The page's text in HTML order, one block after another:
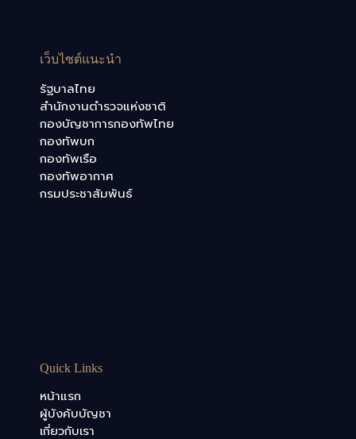
เว็บไซต์แนะนำ
รัฐบาลไทย
สำนักงานตำรวจแห่งชาติ
กองบัญชาการกองทัพไทย
กองทัพบก
กองทัพเรือ
กองทัพอากาศ
กรมประชาสัมพันธ์
Quick Links
หน้าแรก
ผู้บังคับบัญชา
เกี่ยวกับเรา